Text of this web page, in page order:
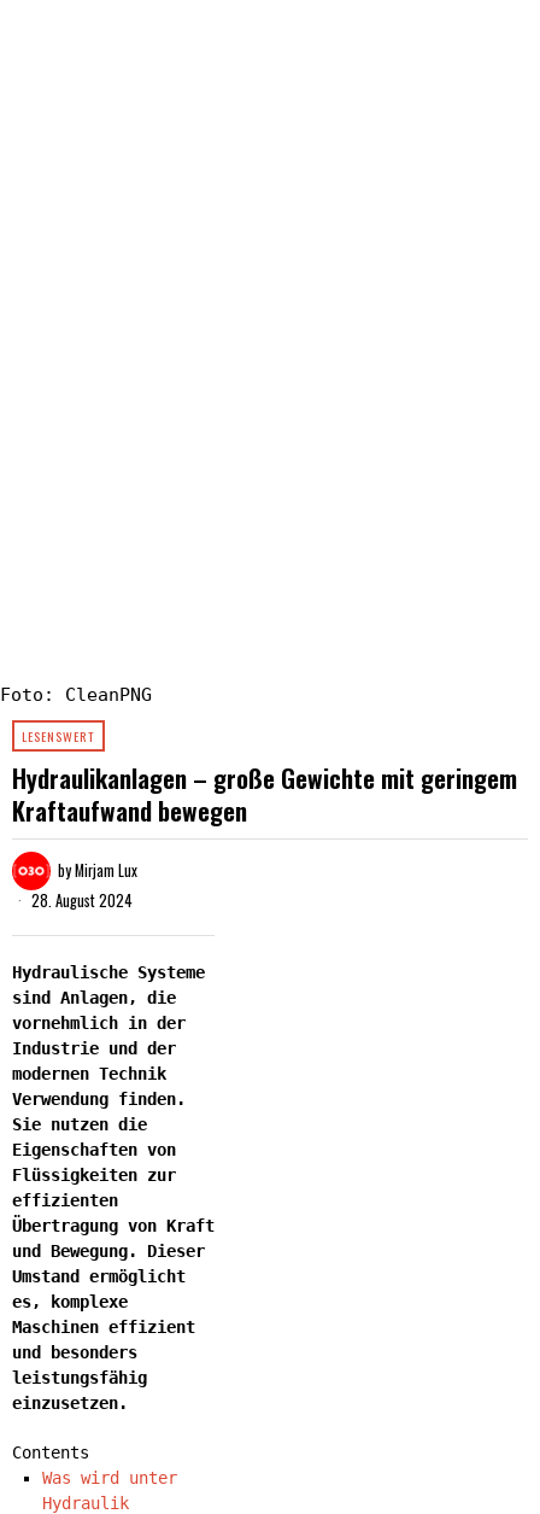
Foto: CleanPNG
LESENSWERT
Hydraulikanlagen – große Gewichte mit geringem
Kraftaufwand bewegen
byMirjam Lux
28. August 2024
Hydraulische Systeme
sind Anlagen, die
vornehmlich in der
Industrie und der
modernen Technik
Verwendung finden.
Sie nutzen die
Eigenschaften von
Flüssigkeiten zur
effizienten
Übertragung von Kraft
und Bewegung. Dieser
Umstand ermöglicht
es, komplexe
Maschinen effizient
und besonders
leistungsfähig
einzusetzen.
Contents
Was wird unter
Hydraulik